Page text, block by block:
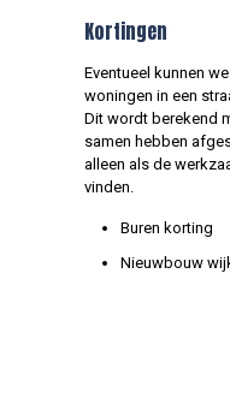
Kortingen
Eventueel kunnen
woningen in een
Dit wordt berekend
samen hebben
alleen als de
vinden.
Buren korting
Nieuwbouw